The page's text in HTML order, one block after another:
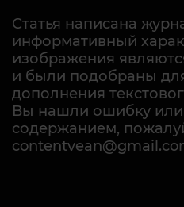
Статья написана
информативный
изображения
и были подобраны
дополнения
Вы нашли ошибку или
содержанием,